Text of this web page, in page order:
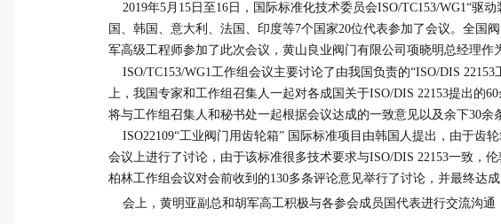
2019年5月 15 日至 16 日，国际标准化技术委员会ISO/TC153/WG1“驱动
国、韩国、意大利、法国、印度等7个国家20位代表参加了会议。 全国
军高级工程师参加了此次会议，黄山良业阀门有限公司项晓明总经理作
ISO/TC153/WG1工作组会议主要讨论了由我国负责的“ISO/DIS
上，我国专家和工作组召集人一起对各成国关于ISO/DIS 22153提出的
将与工作组召集人和秘书处一起根据会议达成的一致意见以及余下30余
ISO22109“工业阀门用齿轮箱” 国际标准项目由韩国人提出，由于齿
会议上进行了讨论，由于该标准很多技术要求与ISO/DIS 22153一致，
柏林工作组会议对会前收到的130多条评论意见举行了讨论，并最终达
会上，黄明亚副总和胡军高工积极与各参会成员国代表进行交流沟